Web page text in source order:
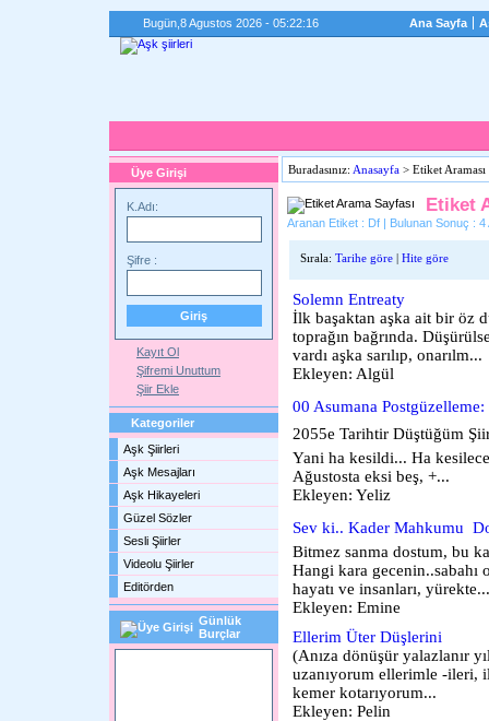
Bugün, 8 Agustos 2026 - 05:22:16 Ana Sayfa
Üye Girişi
K.Adı:
Şifre :
Kayıt Ol
Şifremi Unuttum
Şiir Ekle
Kategoriler
Aşk Şiirleri
Aşk Mesajları
Aşk Hikayeleri
Güzel Sözler
Sesli Şiirler
Videolu Şiirler
Editörden
Günlük
Burçlar
Buradasınız: Anasayfa > Etiket
Etiket
Aranan Etiket : Df | Bulunan Sonuç : 4
Sırala: Tarihe göre | Hite göre
Solemn Entreaty
İlk başaktan aşka ait bir öz
toprağın bağrında.
vardı aşka sarılıp, onarılm...
Ekleyen: Algül
00 Asumana
2055e Tarihtir Düştüğüm
Yani ha kesildi... Ha
Ağustosta eksi beş, +...
Ekleyen: Yeliz
Sev ki.. Kader Mahkumu 
Bitmez sanma dostum, bu
Hangi kara gecenin..sabahı
hayatı ve insanları, yürekte...
Ekleyen: Emine
Ellerim Üter Düşlerini
(Anıza dönüşür yalazlanır
uzanıyorum ellerimle -ileri,
kemer kotarıyorum...
Ekleyen: Pelin